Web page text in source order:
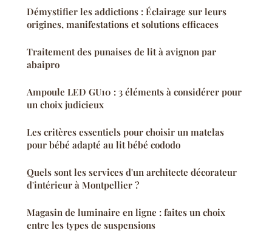
Démystifier les addictions : Éclairage sur leurs
origines, manifestations et solutions efficaces
Traitement des punaises de lit à avignon par
abaipro
Ampoule LED GU10 : 3 éléments à considérer pour
un choix judicieux
Les critères essentiels pour choisir un matelas
pour bébé adapté au lit bébé cododo
Quels sont les services d'un architecte décorateur
d'intérieur à Montpellier ?
Magasin de luminaire en ligne : faites un choix
entre les types de suspensions